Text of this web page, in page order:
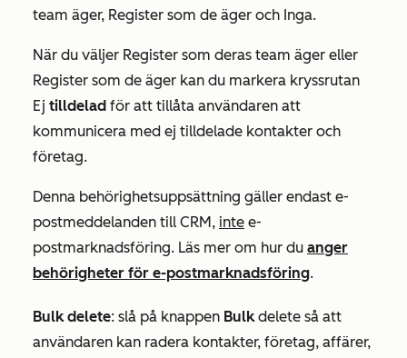
team äger, Register som de äger och Inga.
När du väljer Register som deras team äger eller
Register som de äger kan du markera kryssrutan
Ej tilldelad för att tillåta användaren att
kommunicera med ej tilldelade kontakter och
företag.
Denna behörighetsuppsättning gäller endast e-
postmeddelanden till CRM, inte e-
postmarknadsföring. Läs mer om hur du anger
behörigheter för e-postmarknadsföring.
Bulk delete: slå på knappen Bulkdelete så att
användaren kan radera kontakter, företag, affärer,